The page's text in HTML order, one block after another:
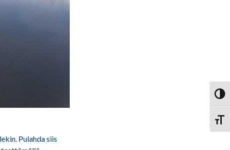
Pulahda siis